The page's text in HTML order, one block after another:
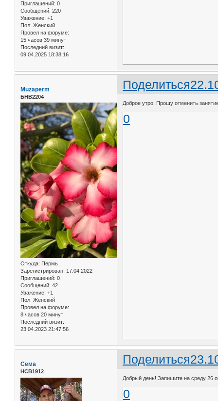
Приглашений: 0
Сообщений: 220
Уважение: +1
Пол: Женский
Провел на форуме:
15 часов 39 минут
Последний визит:
09.04.2025 18:38:16
Поделиться
Muzaperm
БНВ2204
Откуда: Пермь
Зарегистрирован: 17.04.2022
Приглашений: 0
Сообщений: 42
Уважение: +1
Пол: Женский
Провел на форуме:
8 часов 20 минут
Последний визит:
23.04.2023 21:47:56
Доброе утро. Прошу отменить
0
Поделиться
Сёма
НСВ1912
Добрый день! Запишите на среду 26
0